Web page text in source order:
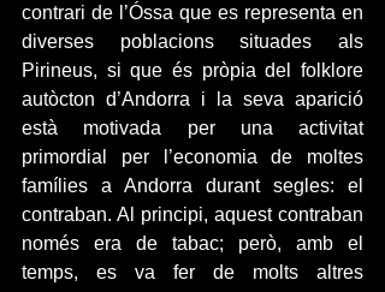
contrari de l’Óssa que es representa en
diverses poblacions situades als
Pirineus, si que és pròpia del folklore
autòcton d’Andorra i la seva aparició
està motivada per una activitat
primordial per l’economia de moltes
famílies a Andorra durant segles: el
contraban. Al principi, aquest contraban
només era de tabac; però, amb el
temps, es va fer de molts altres